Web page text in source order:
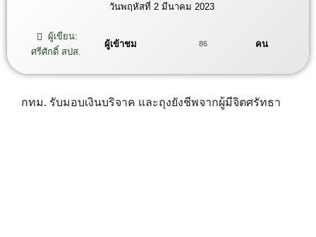
วันพฤหัสที่ 2 มีนาคม 2023
ผู้เขียน:
ศรีศักดิ์ สปส.
ผู้เข้าชม 86 คน
กทม. รับมอบเงินบริจาค และถุงยังชีพจากผู้มีจิตศรัทธา